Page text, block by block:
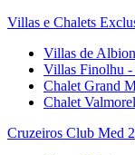
Villas e Chalets
Villas de
Villas Finolhu
Chalet Grand
Chalet
Cruzeiros Club Med 2